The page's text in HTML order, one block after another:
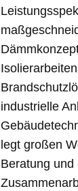
industrielle
legt großen
Beratung und